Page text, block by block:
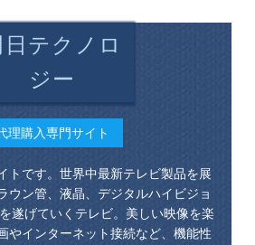
日テクノロ
ジー
理購入専門サイト
トです。世界中最新テレビ製品を展
ウン管、液晶、デジタルハイビジョ
遂げていくテレビ。美しい映像を楽
やインターネット接続など、機能性